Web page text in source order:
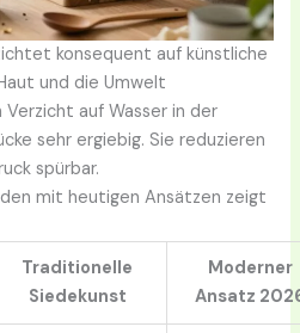
konsequent auf künstliche
und die Umwelt
auf Wasser in der
sehr ergiebig. Sie reduzieren
spürbar.
mit heutigen Ansätzen zeigt
Traditionelle
Siedekunst
Moderner
Ansatz